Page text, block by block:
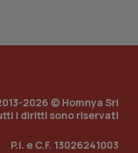
2026 © Homnya Srl
i diritti sono riservati
P.I. e C.F. 13026241003